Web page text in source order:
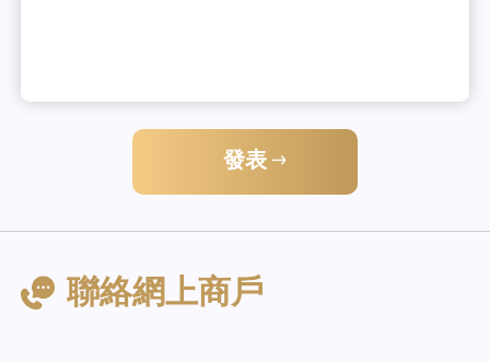
發表
聯絡網上商戶